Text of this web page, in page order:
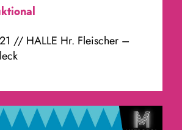
// HALLE Hr. Fleischer –